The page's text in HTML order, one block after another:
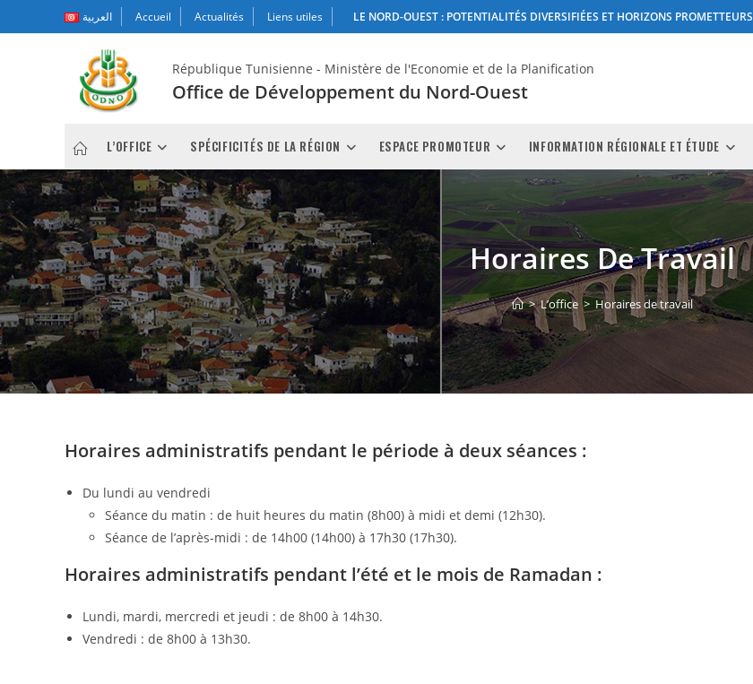
to
العربية Accueil Actualités Liens utiles LE NORD-OUEST : POTENTIALITÉS DIVERSIFIÉES ET HORIZONS PROMETTEURS
République Tunisienne - Ministère de l'Economie et de la Planification
Office de Développement du Nord-Ouest
L’OFFICE SPÉCIFICITÉS DE LA RÉGION ESPACE PROMOTEUR INFORMATION RÉGIONALE ET ÉTUDE
Horaires De Travail
> L’office > Horaires de travail
Horaires administratifs pendant le période à deux séances :
Du lundi au vendredi
Séance du matin : de huit heures du matin (8h00) à midi et demi (12h30).
Séance de l’après-midi : de 14h00 (14h00) à 17h30 (17h30).
Horaires administratifs pendant l’été et le mois de Ramadan :
Lundi, mardi, mercredi et jeudi : de 8h00 à 14h30.
Vendredi : de 8h00 à 13h30.